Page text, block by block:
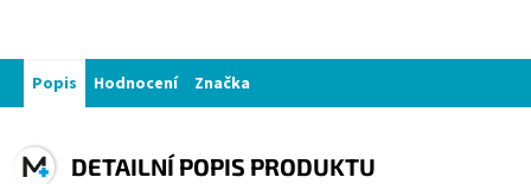
Popis Hodnocení Značka
DETAILNÍ POPIS PRODUKTU